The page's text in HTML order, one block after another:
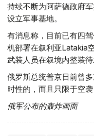
持续不断为阿萨德政府
设立军事基地。
有消息称，目前已有四
机部署在叙利亚Latakia
武装人员在叙境内整装待
俄罗斯总统普京日前曾
时性的，而且只限于空
俄军公布的轰炸画面